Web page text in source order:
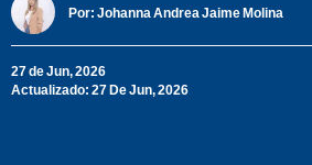
Por: Johanna Andrea Jaime Molina
27 de Jun, 2026
Actualizado: 27 De Jun, 2026